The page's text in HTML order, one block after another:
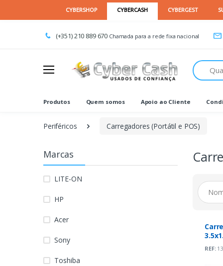
(+351) 210 889 670 Chamada para a rede fixa nacional
Procurar
Produtos Quem somos Apoio ao Cliente
Periféricos Carregadores (Portátil e POS)
Marcas
LITE-ON
HP
Acer
Sony
Toshiba
REF: